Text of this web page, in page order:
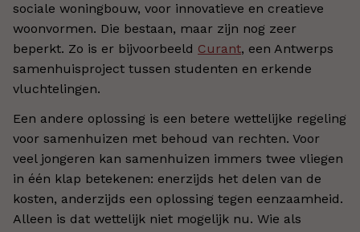
sociale woningbouw, voor innovatieve en creatieve
woonvormen. Die bestaan, maar zijn nog zeer
beperkt. Zo is er bijvoorbeeld Curant, een Antwerps
samenhuisproject tussen studenten en erkende
vluchtelingen.
Een andere oplossing is een betere wettelijke regeling
voor samenhuizen met behoud van rechten. Voor
veel jongeren kan samenhuizen immers twee vliegen
in één klap betekenen: enerzijds het delen van de
kosten, anderzijds een oplossing tegen eenzaamheid.
Alleen is dat wettelijk niet mogelijk nu. Wie als